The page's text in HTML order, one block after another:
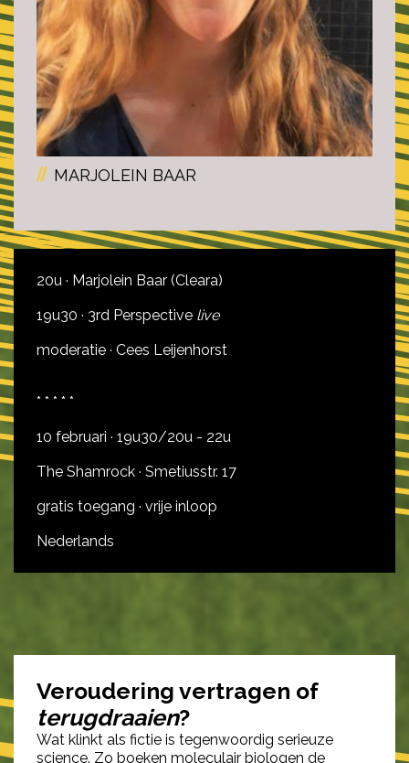
MARJOLEIN BAAR
20u · Marjolein Baar (Cleara)
19u30 · 3rd Perspective live
moderatie · Cees Leijenhorst
* * * * *
10 februari · 19u30/20u - 22u
The Shamrock · Smetiusstr. 17
gratis toegang · vrije inloop
Nederlands
Veroudering vertragen of
terugdraaien?
Wat klinkt als fictie is tegenwoordig serieuze
science. Zo boeken moleculair biologen de